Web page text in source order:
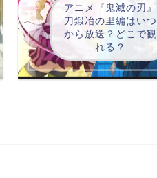
アニメ『鬼滅の刃』
刀鍛冶の里編はいつ
から放送？どこで観
れる？